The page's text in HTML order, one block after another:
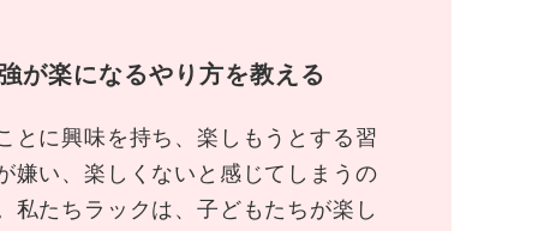
が楽になるやり方を教える
とに興味を持ち、楽しもうとする習
嫌い、楽しくないと感じてしまうの
私たちラックは、子どもたちが楽し